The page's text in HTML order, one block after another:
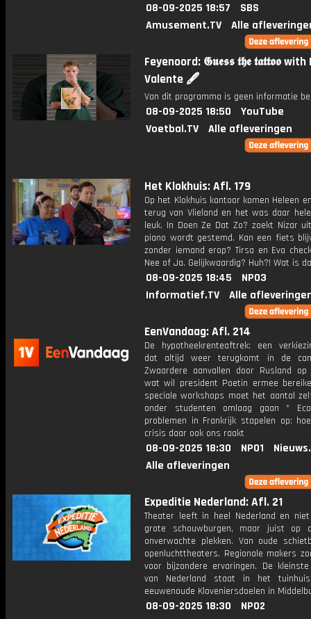
08-09-2025 18:57
SBS
Amusement.TV
Alle
Feyenoord: 𝕲𝖚𝖊𝖘𝖘 𝖙𝖍𝖊 𝖙𝖆𝖙𝖙𝖔𝖔
Valente 🖋️
Van dit programma is geen informatie
08-09-2025 18:50
YouTube
Voetbal.TV
Alle afleveringen
Het Klokhuis: Afl. 179
Op het Klokhuis kantoor komen Heleen
terug van Vlieland en het was daar
leuk. In Doen Ze Dat Zo? zoekt Nizar
piano wordt gestemd. Kan een fiets
zonder iemand erop? Tirsa en Eva
Nee of Ja. Gelijkwaardig? Huh?! Wat is
08-09-2025 18:45
NPO3
Informatief.TV
Alle
EenVandaag: Afl. 214
De hypotheekrenteaftrek: een
dat altijd weer terugkomt in de
Zwaardere aanvallen door Rusland op
wat wil president Poetin ermee
speciale workshops moet het aantal
onder studenten omlaag gaan *
problemen in Frankrijk stapelen op:
crisis daar ook ons raakt
08-09-2025 18:30 NPO1
Alle afleveringen
Expeditie Nederland: Afl. 21
Theater leeft in heel Nederland en
grote schouwburgen, maar juist op
onverwachte plekken. Van oude
openluchttheaters. Regionale makers
voor bijzondere ervaringen. De
van Nederland staat in het
eeuwenoude Kloveniersdoelen in
08-09-2025 18:30
NPO2